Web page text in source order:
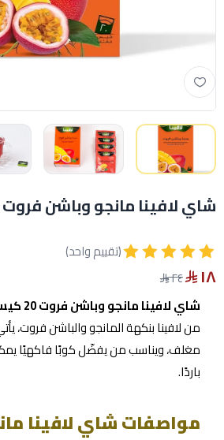
شاي لافينا مانجو وباشن فروت 20 كيس
(تقييم واحد)
١٨
٢٤
شاي لافينا مانجو وباشن فروت 20 كيس
مغلف، ويناسب من يفضّل كوبًا فاكهيًا
باردًا.
مواصفات شاي لافينا